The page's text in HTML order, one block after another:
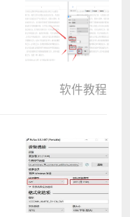
软件教程